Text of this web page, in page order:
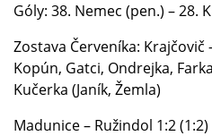
Góly: 38. Nemec (pen.) – 28.
Zostava Červeníka: Krajčovič
Kopún, Gatci, Ondrejka,
Kučerka (Janík, Žemla)
Madunice – Ružindol 1:2 (1:2)